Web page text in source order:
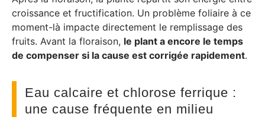
croissance et fructification. Un problème foliaire à ce
moment-là impacte directement le remplissage des
fruits. Avant la floraison, le plant a encore le temps
de compenser si la cause est corrigée rapidement.
Eau calcaire et chlorose ferrique :
une cause fréquente en milieu